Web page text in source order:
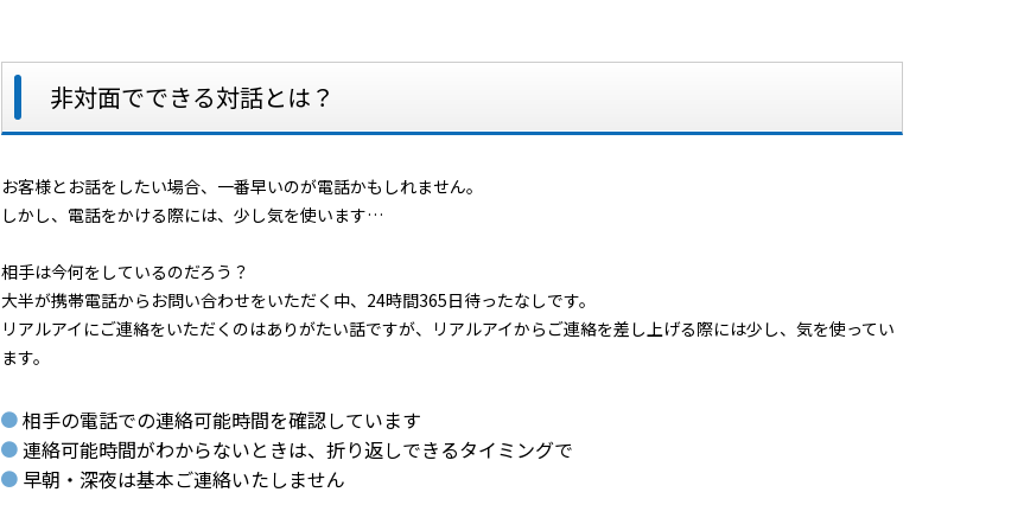
非対面でできる対話とは？
お客様とお話をしたい場合、一番早いのが電話かもしれません。
しかし、電話をかける際には、少し気を使います…
相手は今何をしているのだろう？
大半が携帯電話からお問い合わせをいただく中、24時間365日待ったなしです。
リアルアイにご連絡をいただくのはありがたい話ですが、リアルアイからご連絡を差し上げる際には少し、気を使ってい
ます。
相手の電話での連絡可能時間を確認しています
連絡可能時間がわからないときは、折り返しできるタイミングで
早朝・深夜は基本ご連絡いたしません